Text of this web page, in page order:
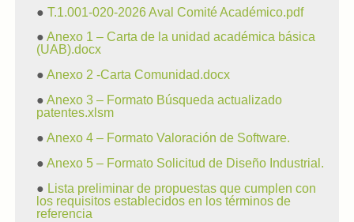
● T.1.001-020-2026 Aval Comité Académico.pdf
● Anexo 1 – Carta de la unidad académica básica
(UAB).docx
● Anexo 2 -Carta Comunidad.docx
● Anexo 3 – Formato Búsqueda actualizado
patentes.xlsm
● Anexo 4 – Formato Valoración de Software.
● Anexo 5 – Formato Solicitud de Diseño Industrial.
● Lista preliminar de propuestas que cumplen con
los requisitos establecidos en los términos de
referencia